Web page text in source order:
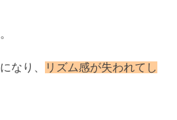
なり、
リズム感が失われてし